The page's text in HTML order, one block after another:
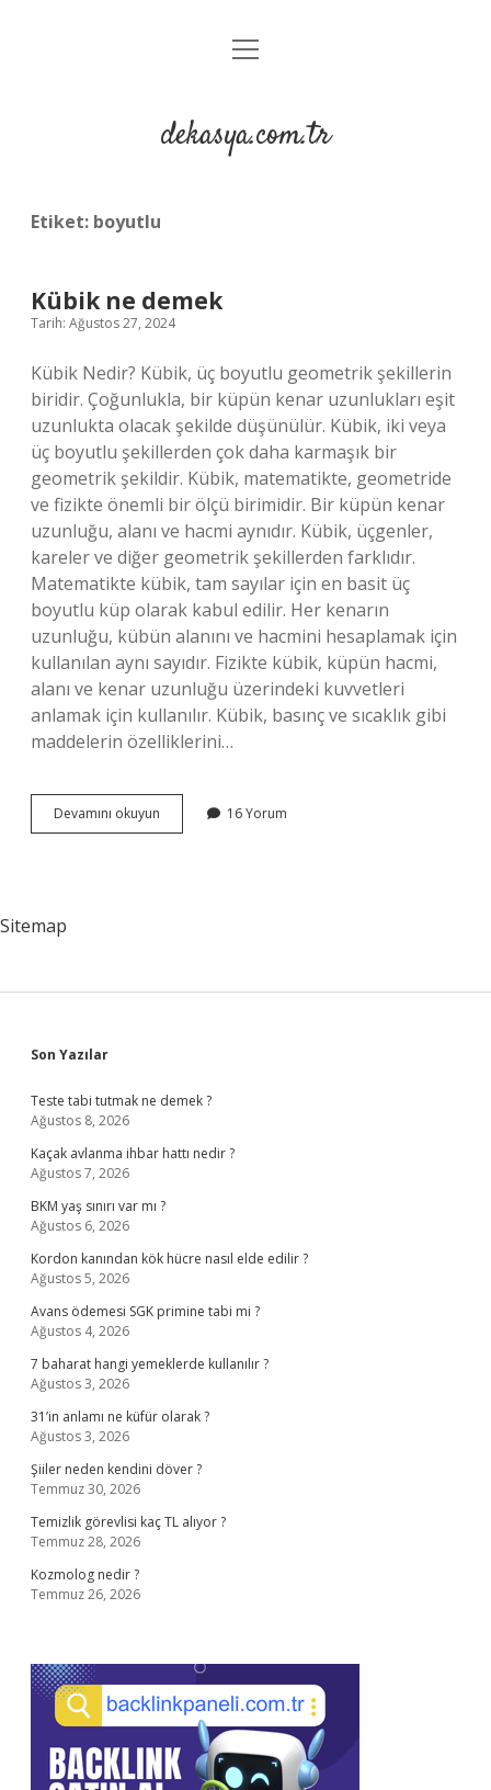
Anasayfa
Yasal Uyarı
menüyü
dekasya.com.tr
Etiket: boyutlu
Kübik ne demek
Tarih: Ağustos 27, 2024
Kübik Nedir? Kübik, üç boyutlu geometrik şekillerin
biridir. Çoğunlukla, bir küpün kenar uzunlukları eşit
uzunlukta olacak şekilde düşünülür. Kübik, iki veya
üç boyutlu şekillerden çok daha karmaşık bir
geometrik şekildir. Kübik, matematikte, geometride
ve fizikte önemli bir ölçü birimidir. Bir küpün kenar
uzunluğu, alanı ve hacmi aynıdır. Kübik, üçgenler,
kareler ve diğer geometrik şekillerden farklıdır.
Matematikte kübik, tam sayılar için en basit üç
boyutlu küp olarak kabul edilir. Her kenarın
uzunluğu, kübün alanını ve hacmini hesaplamak için
kullanılan aynı sayıdır. Fizikte kübik, küpün hacmi,
alanı ve kenar uzunluğu üzerindeki kuvvetleri
anlamak için kullanılır. Kübik, basınç ve sıcaklık gibi
maddelerin özelliklerini…
Devamını okuyun
ne
16 Yorum
Sitemap
Sidebar
Son Yazılar
Teste tabi tutmak ne demek ?
Ağustos 8, 2026
Kaçak avlanma ihbar hattı nedir ?
Ağustos 7, 2026
BKM yaş sınırı var mı ?
Ağustos 6, 2026
Kordon kanından kök hücre nasıl elde edilir ?
Ağustos 5, 2026
Avans ödemesi SGK primine tabi mi ?
Ağustos 4, 2026
7 baharat hangi yemeklerde kullanılır ?
Ağustos 3, 2026
31’in anlamı ne küfür olarak ?
Ağustos 3, 2026
Şiiler neden kendini döver ?
Temmuz 30, 2026
Temizlik görevlisi kaç TL alıyor ?
Temmuz 28, 2026
Kozmolog nedir ?
Temmuz 26, 2026